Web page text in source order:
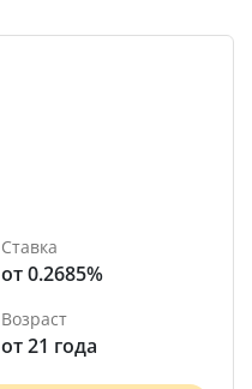
Ставка
от 0.2685%
Возраст
от 21 года